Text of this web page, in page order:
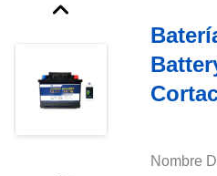
Nombre